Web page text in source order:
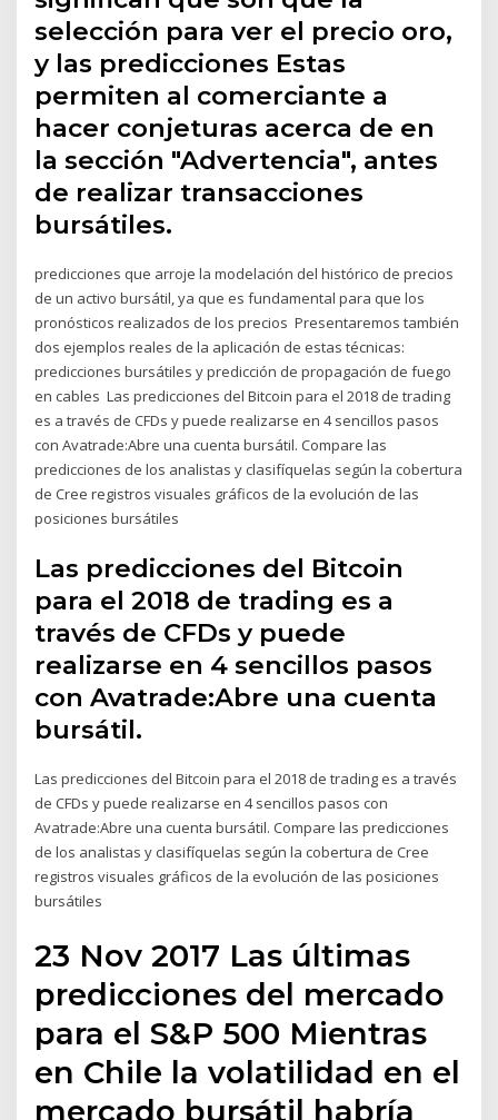
selección para ver el precio oro,
y las predicciones Estas
permiten al comerciante a
hacer conjeturas acerca de en
la sección "Advertencia", antes
de realizar transacciones
bursátiles.
predicciones que arroje la modelación del histórico de precios
de un activo bursátil, ya que es fundamental para que los
pronósticos realizados de los precios Presentaremos también
dos ejemplos reales de la aplicación de estas técnicas:
predicciones bursátiles y predicción de propagación de fuego
en cables Las predicciones del Bitcoin para el 2018 de trading
es a través de CFDs y puede realizarse en 4 sencillos pasos
con Avatrade:Abre una cuenta bursátil. Compare las
predicciones de los analistas y clasifíquelas según la cobertura
de Cree registros visuales gráficos de la evolución de las
posiciones bursátiles
Las predicciones del Bitcoin
para el 2018 de trading es a
través de CFDs y puede
realizarse en 4 sencillos pasos
con Avatrade:Abre una cuenta
bursátil.
Las predicciones del Bitcoin para el 2018 de trading es a través
de CFDs y puede realizarse en 4 sencillos pasos con
Avatrade:Abre una cuenta bursátil. Compare las predicciones
de los analistas y clasifíquelas según la cobertura de Cree
registros visuales gráficos de la evolución de las posiciones
bursátiles
23 Nov 2017 Las últimas
predicciones del mercado
para el S&P 500 Mientras
en Chile la volatilidad en el
mercado bursátil habría